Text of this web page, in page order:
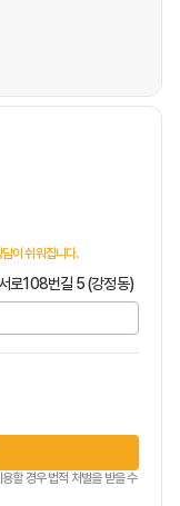
이 쉬워집니다.
로108번길 5 (강정동)
할 경우 법적 처벌을 받을 수